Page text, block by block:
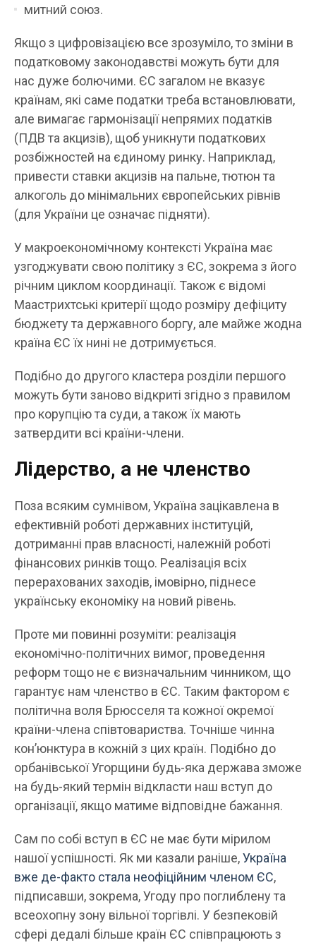
митний союз.
Якщо з цифровізацією все зрозуміло, то зміни в
податковому законодавстві можуть бути для
нас дуже болючими. ЄС загалом не вказує
країнам, які саме податки треба встановлювати,
але вимагає гармонізації непрямих податків
(ПДВ та акцизів), щоб уникнути податкових
розбіжностей на єдиному ринку. Наприклад,
привести ставки акцизів на пальне, тютюн та
алкоголь до мінімальних європейських рівнів
(для України це означає підняти).
У макроекономічному контексті Україна має
узгоджувати свою політику з ЄС, зокрема з його
річним циклом координації. Також є відомі
Маастрихтські критерії щодо розміру дефіциту
бюджету та державного боргу, але майже жодна
країна ЄС їх нині не дотримується.
Подібно до другого кластера розділи першого
можуть бути заново відкриті згідно з правилом
про корупцію та суди, а також їх мають
затвердити всі країни-члени.
Лідерство, а не членство
Поза всяким сумнівом, Україна зацікавлена в
ефективній роботі державних інституцій,
дотриманні прав власності, належній роботі
фінансових ринків тощо. Реалізація всіх
перерахованих заходів, імовірно, піднесе
українську економіку на новий рівень.
Проте ми повинні розуміти: реалізація
економічно-політичних вимог, проведення
реформ тощо не є визначальним чинником, що
гарантує нам членство в ЄС. Таким фактором є
політична воля Брюсселя та кожної окремої
країни-члена співтовариства. Точніше чинна
кон’юнктура в кожній з цих країн. Подібно до
орбанівської Угорщини будь-яка держава зможе
на будь-який термін відкласти наш вступ до
організації, якщо матиме відповідне бажання.
Сам по собі вступ в ЄС не має бути мірилом
нашої успішності. Як ми казали раніше,Україна
вже де-факто стала неофіційним членом ЄС,
підписавши, зокрема, Угоду про поглиблену та
всеохопну зону вільної торгівлі. У безпековій
сфері дедалі більше країн ЄС співпрацюють з